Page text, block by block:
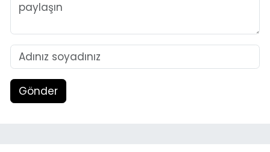
Gönder